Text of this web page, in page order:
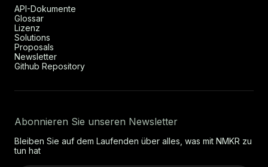
API-Dokumente
Glossar
Lizenz
Solutions
Proposals
Newsletter
Github Repository
Abonnieren Sie unseren Newsletter
Bleiben Sie auf dem Laufenden über alles, was mit NMKR zu
tun hat